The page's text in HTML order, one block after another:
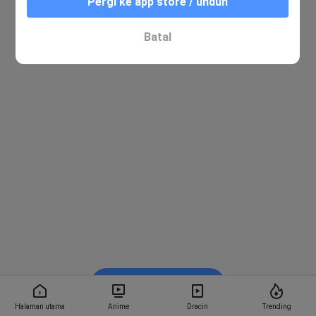
Halaman utama Anime Dracin Trending
Batal
Nonton di Bstation